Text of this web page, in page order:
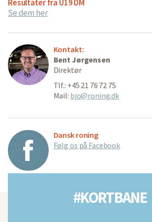
Resultater fra U19 DM
Se dem her
Kontakt:
Bent Jørgensen
Direktør
Tlf.: +45 21 76 72 75
Mail: bjo@roning.dk
Dansk roning
Følg os på Facebook
#KORTBANE